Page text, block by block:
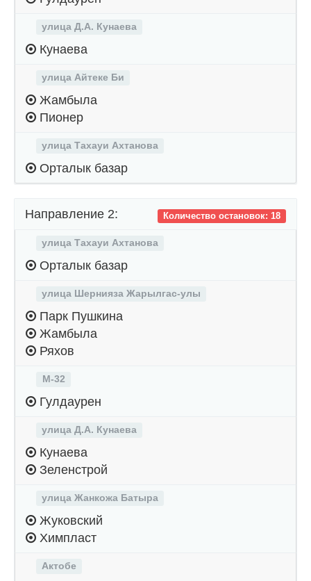
улица Д.А. Кунаева
Кунаева
улица Айтеке Би
Жамбыла
Пионер
улица Тахауи Ахтанова
Орталык базар
Количество остановок: 18
Направление 2:
улица Тахауи Ахтанова
Орталык базар
улица Шернияза Жарылгас-улы
Парк Пушкина
Жамбыла
Ряхов
М-32
Гулдаурен
улица Д.А. Кунаева
Кунаева
Зеленстрой
улица Жанкожа Батыра
Жуковский
Химпласт
Актобе